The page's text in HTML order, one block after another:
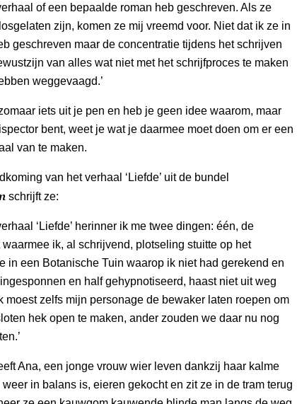
of een bepaalde roman heb geschreven. Als ze
zijn, komen ze mij vreemd voor. Niet dat ik ze in
geschreven maar de concentratie tijdens het schrijven
van alles wat niet met het schrijfproces te maken
weggevaagd.’
iets uit je pen en heb je geen idee waarom, maar
bent, weet je wat je daarmee moet doen om er een
van te maken.
van het verhaal ‘Liefde’ uit de bundel
schrijft ze:
‘Liefde’ herinner ik me twee dingen: één, de
waarmee ik, al schrijvend, plotseling stuitte op het
in een Botanische Tuin waarop ik niet had gerekend en
en half gehypnotiseerd, haast niet uit weg
moest zelfs mijn personage de bewaker laten roepen om
hek open te maken, ander zouden we daar nu nog
Ana, een jonge vrouw wier leven dankzij haar kalme
in balans is, eieren gekocht en zit ze in de tram terug